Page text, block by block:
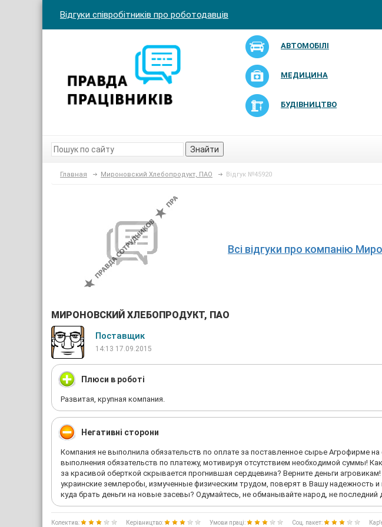
Відгуки співробітників про роботодавців
АВТОМОБІЛІ
МЕДИЦИНА
БУДІВНИЦТВО
Знайти
Главная Мироновский Хлебопродукт, ПАО Відгук №45920
Всі відгуки про компанію
МИРОНОВСКИЙ ХЛЕБОПРОДУКТ, ПАО
Поставщик
14:13 17.09.2015
Плюси в роботі
Развитая, крупная компания.
Негативні сторони
Компания не выполнила обязательств по оплате за поставленное сырье Агрофирме на
выполнения обязательств по платежу, мотивируя отсутствием необходимой суммы!
за красивой оберткой скрывается прогнившая сердцевина? Верните деньги
украинские землеробы, измученные физическим трудом, поверят в Вашу надежность
куда брать деньги на новые засевы? Одумайтесь, не обманывайте народ, не последний
Колектив: Керівництво: Умови праці: Соц. пакет: